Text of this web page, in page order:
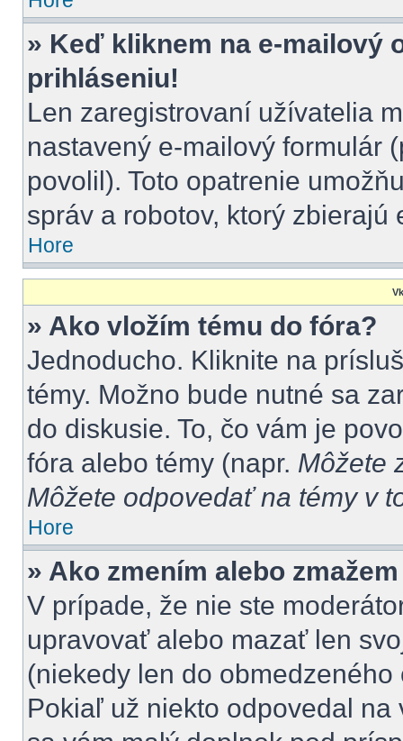
» Keď kliknem na e-mailový
prihláseniu!
Len zaregistrovaní užívatelia
nastavený e-mailový formulár
povolil). Toto opatrenie
správ a robotov, ktorý zbierajú
Hore
» Ako vložím tému do fóra?
Jednoducho. Kliknite na
témy. Možno bude nutné sa
do diskusie. To, čo vám je
fóra alebo témy (napr. Môžete
Môžete odpovedať na témy v
Hore
» Ako zmením alebo
V prípade, že nie ste
upravovať alebo mazať len
(niekedy len do
Pokiaľ už niekto odpovedal